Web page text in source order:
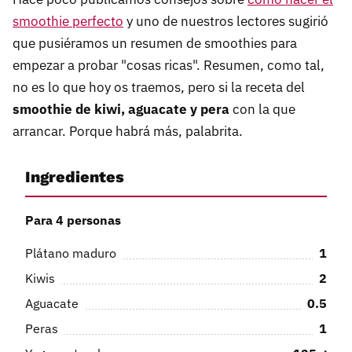
smoothie perfecto y uno de nuestros lectores sugirió
que pusiéramos un resumen de smoothies para
empezar a probar "cosas ricas". Resumen, como tal,
no es lo que hoy os traemos, pero si la receta del
smoothie de kiwi, aguacate y peracon la que
arrancar. Porque habrá más, palabrita.
Ingredientes
Para 4 personas
Plátano maduro
1
Kiwis
2
Aguacate
0.5
Peras
1